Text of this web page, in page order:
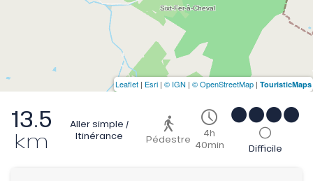
13.5
km
Aller simple /
Itinérance
Pédestre
4h
40min
Difficile
Leaflet | Esri | © IGN | © OpenStreetMap | TouristicMaps